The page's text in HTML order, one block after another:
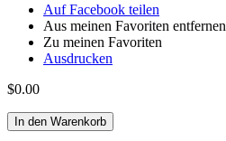
Auf Facebook teilen
Aus meinen Favoriten entfernen
Zu meinen Favoriten
Ausdrucken
$0.00
In den Warenkorb